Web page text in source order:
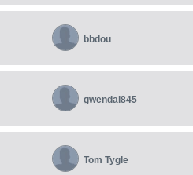
bbdou
gwendal845
Tom Tygle